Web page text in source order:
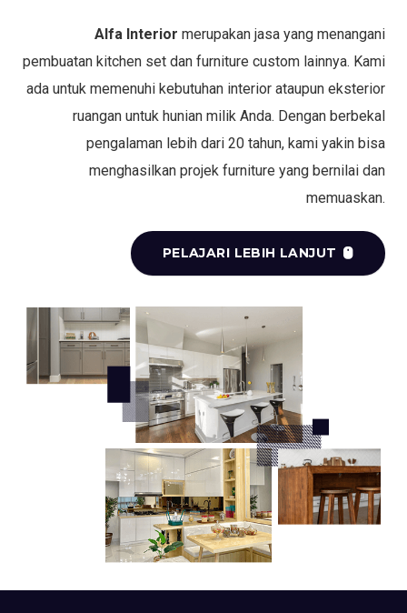
Alfa Interior merupakan jasa yang menangani
pembuatan kitchen set dan furniture custom lainnya. Kami
ada untuk memenuhi kebutuhan interior ataupun eksterior
ruangan untuk hunian milik Anda. Dengan berbekal
pengalaman lebih dari 20 tahun, kami yakin bisa
menghasilkan projek furniture yang bernilai dan
memuaskan.
PELAJARI LEBIH LANJUT